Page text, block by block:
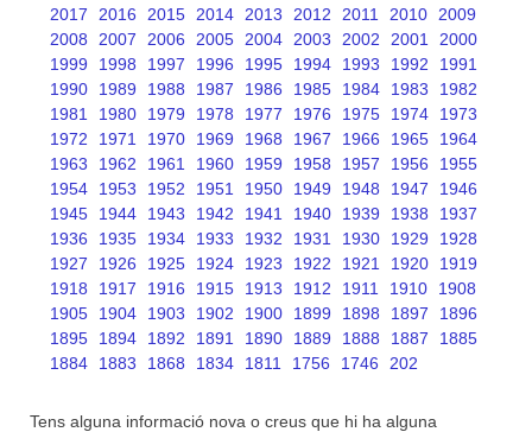
2017
2016 2015 2014 2013 2012 2011 2010
2009
2008
2007 2006 2005 2004 2003 2002 2001
2000
1999
1998 1997 1996 1995 1994 1993 1992
1991
1990
1989 1988 1987 1986 1985 1984 1983
1982
1981
1980 1979 1978 1977 1976 1975 1974
1973
1972
1971 1970 1969 1968 1967 1966 1965
1964
1963
1962 1961 1960 1959 1958 1957 1956
1955
1954
1953 1952 1951 1950 1949 1948 1947
1946
1945
1944 1943 1942 1941 1940 1939 1938
1937
1936
1935 1934 1933 1932 1931 1930 1929
1928
1927
1926 1925 1924 1923 1922 1921 1920
1919
1918
1917 1916 1915 1913 1912 1911 1910
1908
1905
1904 1903 1902 1900 1899 1898 1897
1896
1895
1894 1892 1891 1890 1889 1888 1887
1885
1884
1883 1868 1834 1811 1756 1746 202
Tens alguna informació nova o creus que hi ha alguna